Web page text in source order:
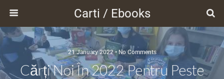
Carti / Ebooks
21 January 2022 • No Comments
Cărți Noi În 2022 Pentru Peste